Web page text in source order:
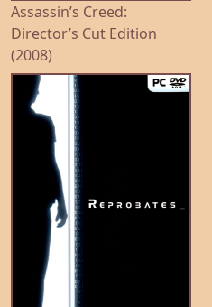
Assassin’s Creed:
Director’s Cut Edition
(2008)